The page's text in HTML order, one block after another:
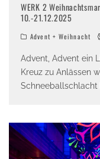
WERK 2
10.-21.12.2025
Advent + Weihnacht
Advent, Advent ein
Kreuz zu Anlässen